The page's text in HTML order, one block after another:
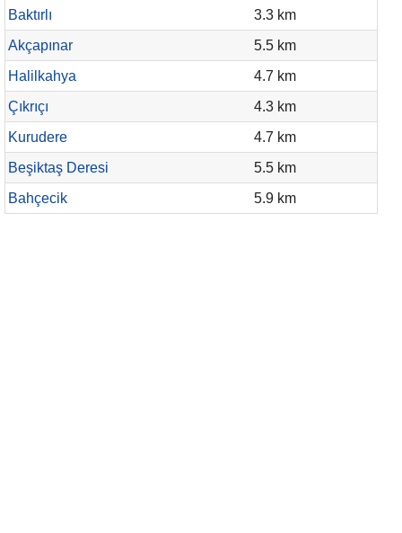
Baktırlı
3.3 km
Akçapınar
5.5 km
Halilkahya
4.7 km
Çıkrıçı
4.3 km
Kurudere
4.7 km
Beşiktaş Deresi
5.5 km
Bahçecik
5.9 km